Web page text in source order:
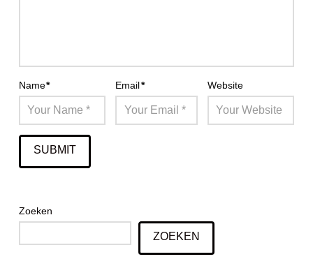
Name* Email* Website
Zoeken
ZOEKEN